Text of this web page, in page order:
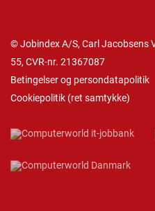
© Jobindex A/S, Carl Jacobsens
55, CVR-nr. 21367087
Betingelser og persondatapolitik
Cookiepolitik (ret samtykke)